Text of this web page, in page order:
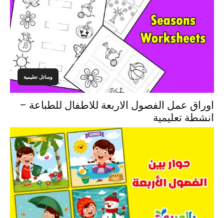
وسائل تعليمية
اوراق عمل الفصول الاربعة للاطفال للطباعة –
انشطة تعليمية